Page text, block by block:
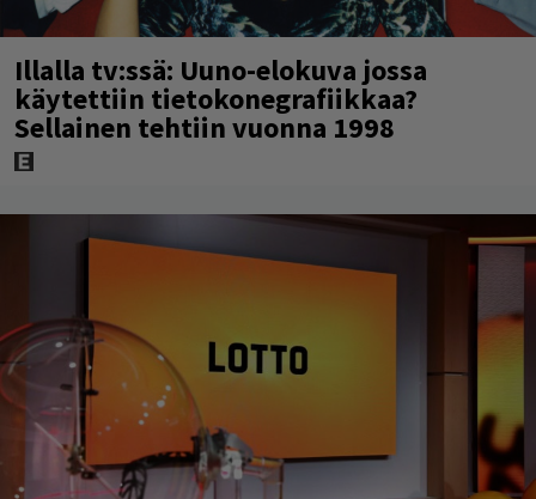
Illalla tv:ssä: Uuno-elokuva jossa
käytettiin tietokonegrafiikkaa?
Sellainen tehtiin vuonna 1998